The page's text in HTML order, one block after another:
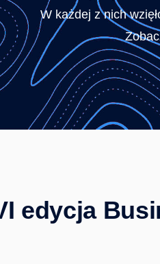
W każdej z nich
edycja